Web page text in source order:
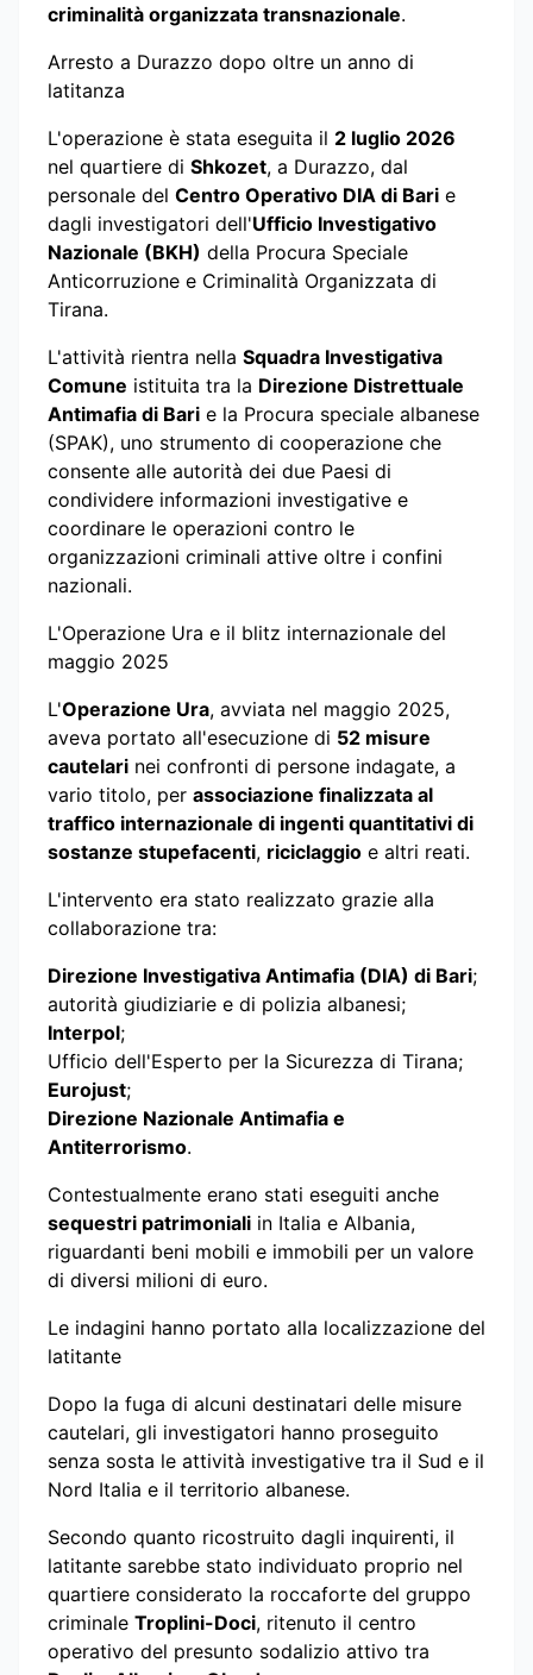
criminalità organizzata transnazionale.
Arresto a Durazzo dopo oltre un anno di
latitanza
L'operazione è stata eseguita il 2 luglio 2026
nel quartiere di Shkozet, a Durazzo, dal
personale del Centro Operativo DIA di Bari e
dagli investigatori dell'Ufficio Investigativo
Nazionale (BKH) della Procura Speciale
Anticorruzione e Criminalità Organizzata di
Tirana.
L'attività rientra nella Squadra Investigativa
Comune istituita tra la Direzione Distrettuale
Antimafia di Bari e la Procura speciale albanese
(SPAK), uno strumento di cooperazione che
consente alle autorità dei due Paesi di
condividere informazioni investigative e
coordinare le operazioni contro le
organizzazioni criminali attive oltre i confini
nazionali.
L'Operazione Ura e il blitz internazionale del
maggio 2025
L'Operazione Ura, avviata nel maggio 2025,
aveva portato all'esecuzione di 52 misure
cautelari nei confronti di persone indagate, a
vario titolo, per associazione finalizzata al
traffico internazionale di ingenti quantitativi di
sostanze stupefacenti, riciclaggio e altri reati.
L'intervento era stato realizzato grazie alla
collaborazione tra:
Direzione Investigativa Antimafia (DIA) di Bari;
autorità giudiziarie e di polizia albanesi;
Interpol;
Ufficio dell'Esperto per la Sicurezza di Tirana;
Eurojust;
Direzione Nazionale Antimafia e
Antiterrorismo.
Contestualmente erano stati eseguiti anche
sequestri patrimoniali in Italia e Albania,
riguardanti beni mobili e immobili per un valore
di diversi milioni di euro.
Le indagini hanno portato alla localizzazione del
latitante
Dopo la fuga di alcuni destinatari delle misure
cautelari, gli investigatori hanno proseguito
senza sosta le attività investigative tra il Sud e il
Nord Italia e il territorio albanese.
Secondo quanto ricostruito dagli inquirenti, il
latitante sarebbe stato individuato proprio nel
quartiere considerato la roccaforte del gruppo
criminale Troplini-Doci, ritenuto il centro
operativo del presunto sodalizio attivo tra